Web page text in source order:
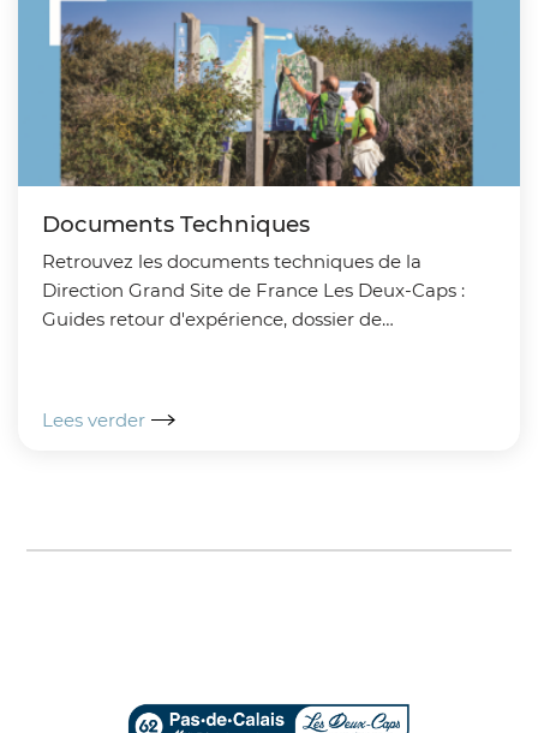
Documents Techniques
Retrouvez les documents techniques de la
Direction Grand Site de France Les Deux-Caps :
Guides retour d'expérience, dossier de
Lees verder